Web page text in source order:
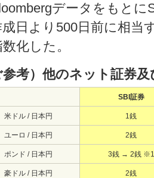
データをもとに
日より500日前に相当
化した。
参考）他のネット証券
SBI証券
米ドル / 日本円 1銭
ユーロ / 日本円 2銭
ポンド / 日本円 3銭 → 2銭 ※1
豪ドル / 日本円 2銭